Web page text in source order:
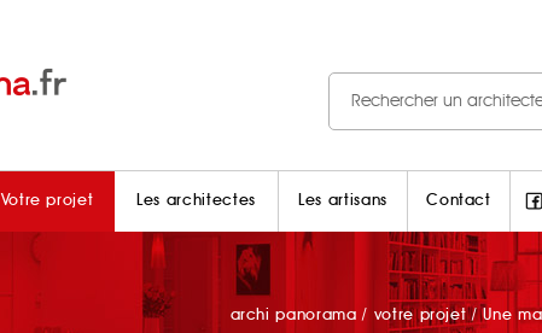
Votre projet Les architectes Les artisans Contact
archi panorama / votre projet /Une